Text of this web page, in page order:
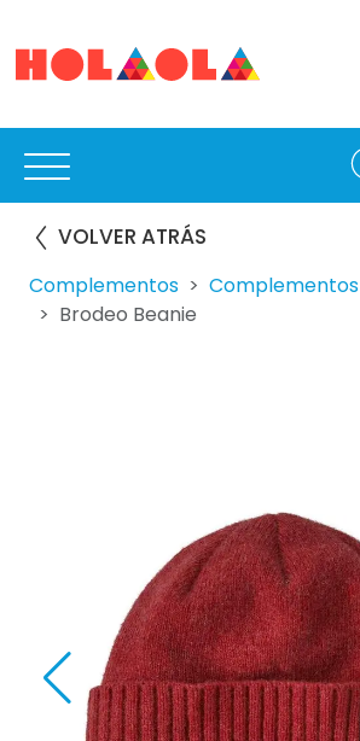
VOLVER ATRÁS
Complementos Complementos
Brodeo Beanie